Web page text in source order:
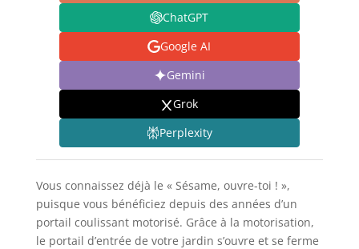
ChatGPT
Google AI
Gemini
Grok
Perplexity
Vous connaissez déjà le « Sésame, ouvre-toi ! »,
puisque vous bénéficiez depuis des années d’un
portail coulissant motorisé. Grâce à la motorisation,
le portail d’entrée de votre jardin s’ouvre et se ferme